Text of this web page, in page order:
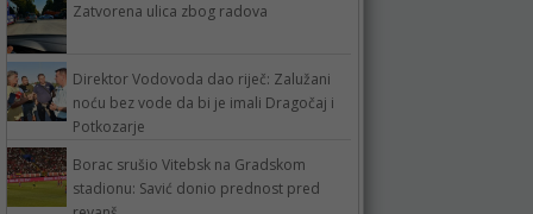
Zatvorena ulica zbog radova
Direktor Vodovoda dao riječ: Zalužani
noću bez vode da bi je imali Dragočaj i
Potkozarje
Borac srušio Vitebsk na Gradskom
stadionu: Savić donio prednost pred